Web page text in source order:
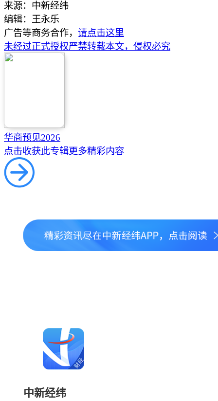
来源：中新经纬
编辑：王永乐
广告等商务合作， 请点击这里
未经过正式授权严禁转载本文，侵权必究
华商预见2026
点击收获此专辑更多精彩内容
中新经纬